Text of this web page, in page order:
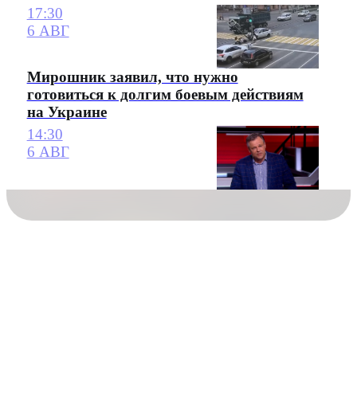
17:30
6 АВГ
Мирошник заявил, что нужно
готовиться к долгим боевым действиям
на Украине
14:30
6 АВГ